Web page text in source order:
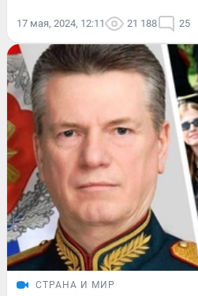
17 мая, 2024, 12:11 21 188 25
СТРАНА И МИР